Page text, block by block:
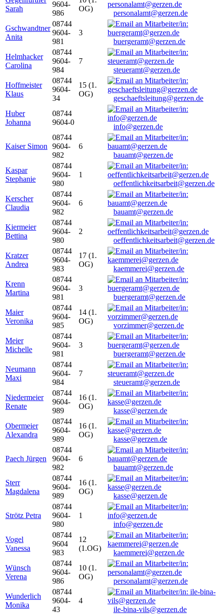
Sarah
9604-
986
OG)
personalamt@gerzen.de
Gschwandtner
Anita
08744
9604-
981
3
buergeramt@gerzen.de
Helmhacker
Carolina
08744
9604-
984
7
steueramt@gerzen.de
Hoffmeister
Klaus
08744
9604-
34
15 (1.
OG)
geschaeftsleitung@gerzen.de
Huber
Johanna
08744
9604-0
info@gerzen.de
Kaiser Simon
08744
9604-
982
6
bauamt@gerzen.de
Kaspar
Stephanie
08744
9604-
980
1
oeffentlichkeitsarbeit@gerzen.de
Kerscher
Claudia
08744
9604-
982
6
bauamt@gerzen.de
Kiermeier
Bettina
08744
9604-
980
2
oeffentlichkeitsarbeit@gerzen.de
Kratzer
Andrea
08744
9604-
983
17 (1.
OG)
kaemmerei@gerzen.de
Krenn
Martina
08744
9604-
981
3
buergeramt@gerzen.de
Maier
Veronika
08744
9604-
985
14 (1.
OG)
vorzimmer@gerzen.de
Meier
Michelle
08744
9604-
981
3
buergeramt@gerzen.de
Neumann
Maxi
08744
9604-
984
7
steueramt@gerzen.de
Niedermeier
Renate
08744
9604-
989
16 (1.
OG)
kasse@gerzen.de
Obermeier
Alexandra
08744
9604-
989
16 (1.
OG)
kasse@gerzen.de
Paech Jürgen
08744
9604-
982
6
bauamt@gerzen.de
Sterr
Magdalena
08744
9604-
989
16 (1.
OG)
kasse@gerzen.de
Strötz Petra
08744
9604-
980
1
info@gerzen.de
Vogel
Vanessa
08744
9604
983
12
(1.OG)
kaemmerei@gerzen.de
Wünsch
Verena
08744
9604-
986
10 (1.
OG)
personalamt@gerzen.de
Wunderlich
Monika
08744
9604-
43
4
ile-bina-vils@gerzen.de